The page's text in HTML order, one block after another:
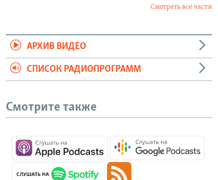
Смотреть все части
АРХИВ ВИДЕО
СПИСОК РАДИОПРОГРАММ
Смотрите также